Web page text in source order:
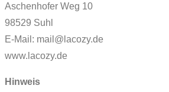
Aschenhofer Weg 10
98529 Suhl
E-Mail: mail@lacozy.de
www.lacozy.de
Hinweis